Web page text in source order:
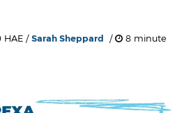
HAE /Sarah Sheppard /
8 minute